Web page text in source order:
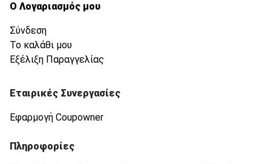
Ο Λογαριασμός μου
Σύνδεση
Το καλάθι μου
Εξέλιξη Παραγγελίας
Εταιρικές Συνεργασίες
Εφαρμογή Coupowner
Πληροφορίες